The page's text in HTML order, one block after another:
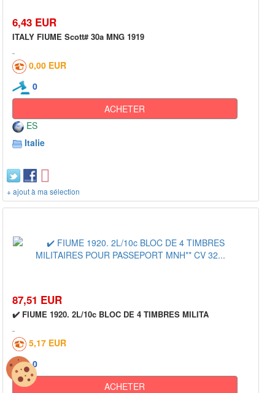
6,43 EUR
ITALY FIUME Scott# 30a MNG 1919
0,00 EUR
0
ACHETER
ES
Italie
+ ajout à ma sélection
87,51 EUR
✔️ FIUME 1920. 2L/10c BLOC DE 4 TIMBRES MILITA
5,17 EUR
0
ACHETER